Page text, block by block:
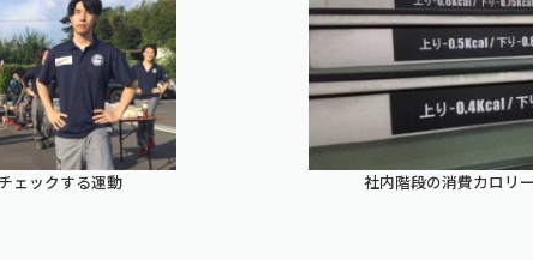
ェックする運動 社内階段の消費カロリ